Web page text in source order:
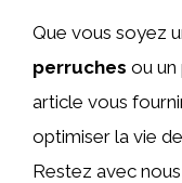
Que vous soyez
perruches ou
article vous
optimiser la vie
Restez avec